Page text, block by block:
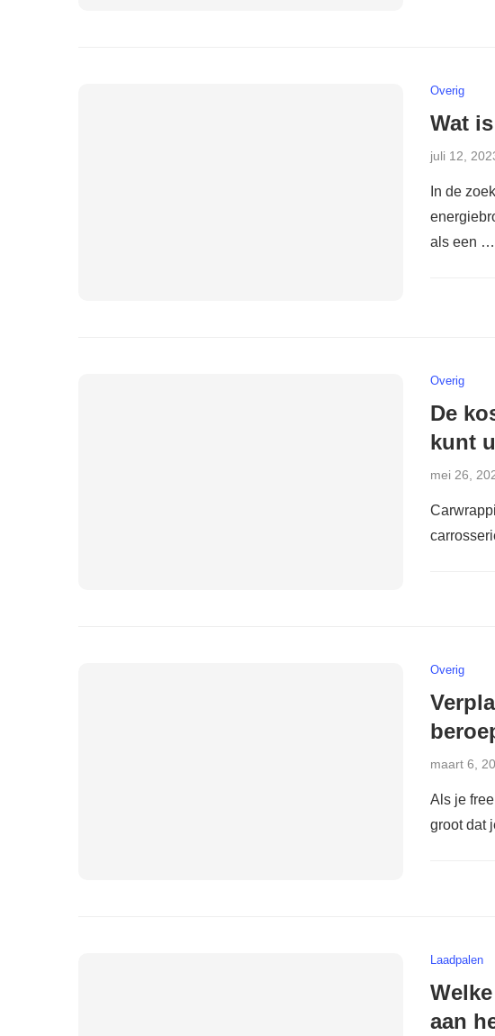
Overig
Wat
juli 12,
In de
als een …
Overig
De
kunt
mei 26,
Overig
maart 6,
Als je
groot dat
Laadpalen
aan